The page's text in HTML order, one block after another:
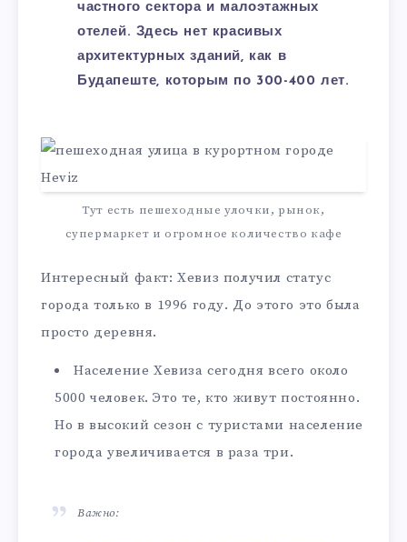
частного сектора и малоэтажных
отелей. Здесь нет красивых
архитектурных зданий, как в
Будапеште, которым по 300-400 лет.
Тут есть пешеходные улочки, рынок,
супермаркет и огромное количество кафе
Интересный факт: Хевиз получил статус
города только в 1996 году. До этого это была
просто деревня.
Население Хевиза сегодня всего около
5000 человек. Это те, кто живут постоянно.
Но в высокий сезон с туристами население
города увеличивается в раза три.
Важно: